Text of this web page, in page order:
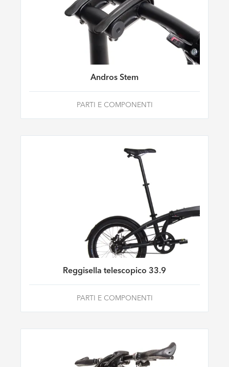
Andros Stem
PARTI E COMPONENTI
Reggisella telescopico 33.9
PARTI E COMPONENTI